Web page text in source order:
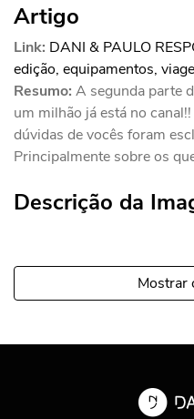
Artigo
Link: DANI & PAULO
edição, equipamentos,
Resumo: A segunda parte
um milhão já está no
dúvidas de vocês foram
Principalmente sobre os
Descrição da
Mostrar